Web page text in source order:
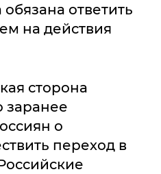
ответить
на действия
сторона
заранее
о
переход в